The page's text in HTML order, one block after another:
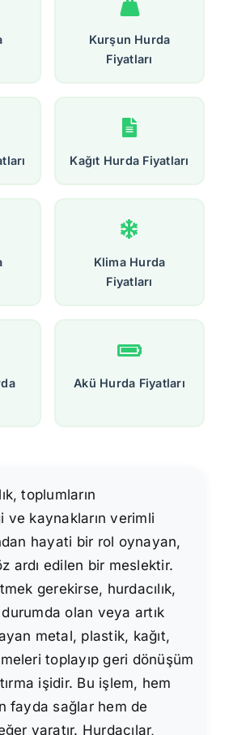
Kurşun Hurda
Fiyatları
Kağıt Hurda Fiyatları
Klima Hurda
Fiyatları
Akü Hurda Fiyatları
toplumların
ve kaynakların verimli
hayati bir rol oynayan,
ardı edilen bir meslektir.
gerekirse, hurdacılık,
durumda olan veya artık
metal, plastik, kağıt,
toplayıp geri dönüşüm
işidir. Bu işlem, hem
fayda sağlar hem de
yaratır. Hurdacılar,